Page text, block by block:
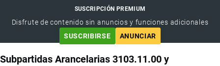
SUSCRIPCIÓN PREMIUM
Disfrute de contenido sin anuncios y funciones adicionales
SUSCRIBIRSE
ANUNCIAR
Subpartidas Arancelarias 3103.11.00 y